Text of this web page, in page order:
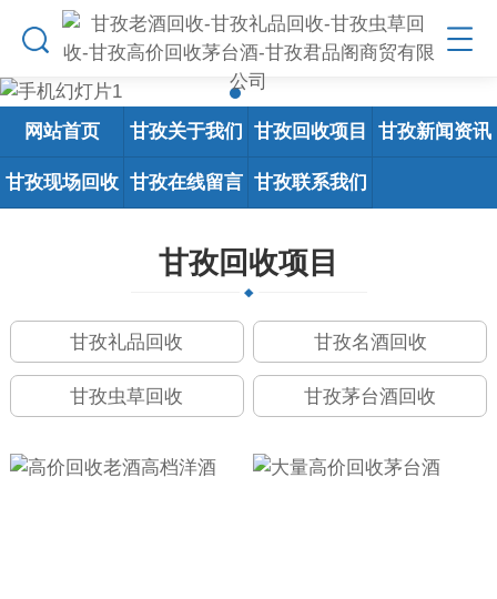
网站首页 甘孜关于我们 甘孜回收项目 甘孜新闻资讯
甘孜现场回收 甘孜在线留言 甘孜联系我们
甘孜回收项目
甘孜礼品回收 甘孜名酒回收
甘孜虫草回收 甘孜茅台酒回收